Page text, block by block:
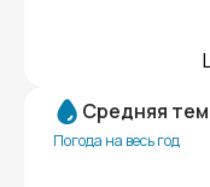
Средняя
Погода на весь год